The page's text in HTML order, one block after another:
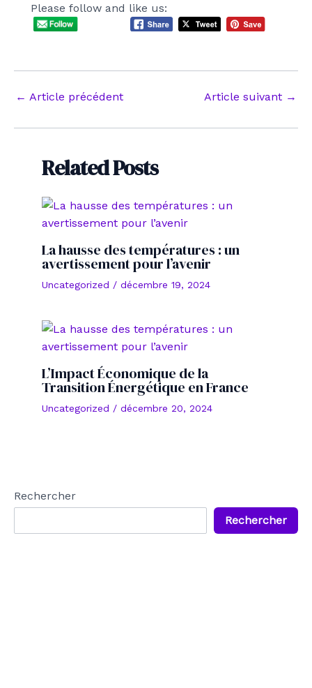
Please follow and like us:
Navigation
articles
← Article précédent Article suivant →
Related Posts
La hausse des températures : un
avertissement pour l’avenir
Uncategorized / décembre 19, 2024
L’Impact Économique de la
Transition Énergétique en France
Uncategorized / décembre 20, 2024
Rechercher
Rechercher